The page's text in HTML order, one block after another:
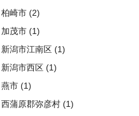
柏崎市 (2)
加茂市 (1)
新潟市江南区 (1)
新潟市西区 (1)
燕市 (1)
西蒲原郡弥彦村 (1)